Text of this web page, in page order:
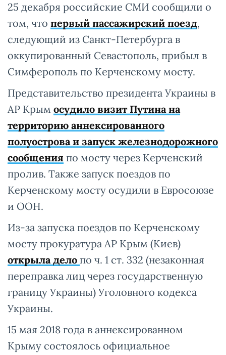
25 декабря российские СМИ сообщили о
том, что первый пассажирский поезд,
следующий из Санкт-Петербурга в
оккупированный Севастополь, прибыл в
Симферополь по Керченскому мосту.
Представительство президента Украины в
АР Крым осудило визит Путина на
территорию аннексированного
полуострова и запуск железнодорожного
сообщения по мосту через Керченский
пролив. Также запуск поездов по
Керченскому мосту осудили в Евросоюзе
и ООН.
Из-за запуска поездов по Керченскому
мосту прокуратура АР Крым (Киев)
открыла дело по ч. 1 ст. 332 (незаконная
переправка лиц через государственную
границу Украины) Уголовного кодекса
Украины.
15 мая 2018 года в аннексированном
Крыму состоялось официальное